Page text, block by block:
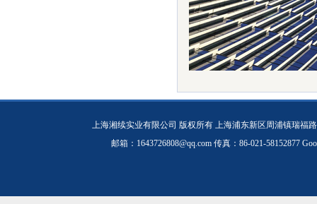
上海湘续实业有限公司 版权所有 上海浦东新区周浦镇瑞福
邮箱：1643726808@qq.com 传真：86-021-58152877